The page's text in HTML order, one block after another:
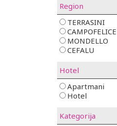
Region
TERRASINI
MONDELLO
CEFALU
Hotel
Apartmani
Hotel
Kategorija